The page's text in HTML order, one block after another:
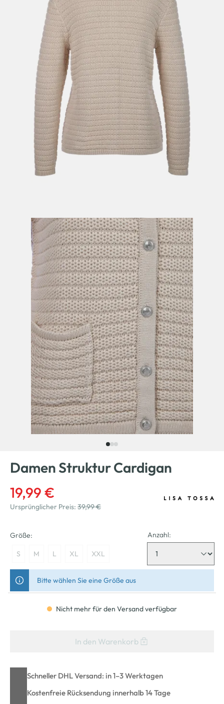
Damen Struktur Cardigan
19,99 €
Ursprünglicher Preis: 39,99 €
Größe:
S M L XL XXL
Anzahl:
Bitte wählen Sie eine Größe aus
Nicht mehr für den Versand verfügbar
In den Warenkorb
Schneller DHL Versand: in 1–3 Werktagen
Kostenfreie Rücksendung innerhalb 14 Tage